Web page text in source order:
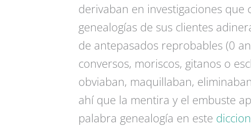
derivaban en investigaciones que
genealogías de sus clientes
de antepasados reprobables (0
conversos, moriscos, gitanos o
obviaban, maquillaban,
ahí que la mentira y el embuste
palabra genealogía en este